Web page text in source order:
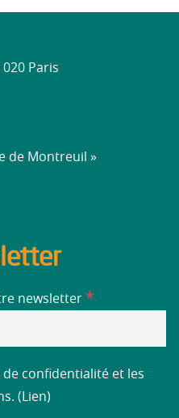
020 Paris
de Montreuil »
newsletter *
de confidentialité et les
( Lien)